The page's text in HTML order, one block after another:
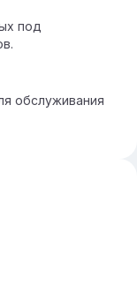
под
обслуживания